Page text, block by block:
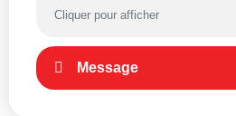
Cliquer pour afficher
Message